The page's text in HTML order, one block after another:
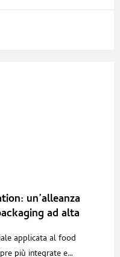
un’alleanza
ad alta
applicata al food